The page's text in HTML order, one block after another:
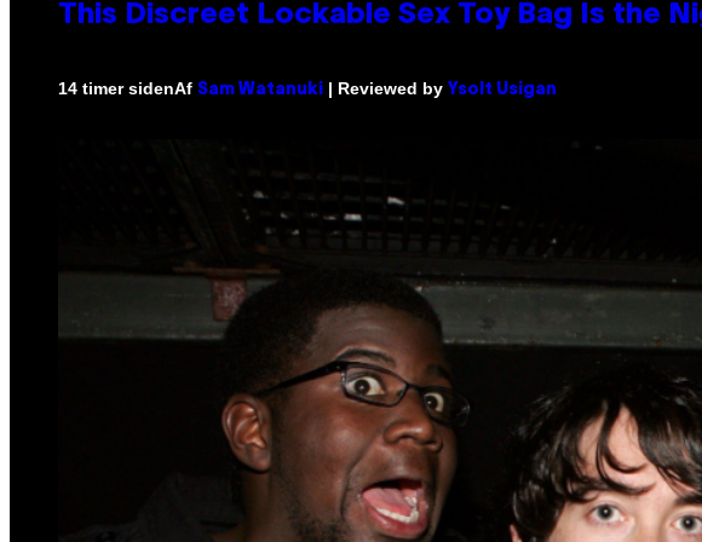
This Discreet Lockable Sex Toy Bag Is the
14 timer sidenAf Sam Watanuki | Reviewed by Ysolt Usigan